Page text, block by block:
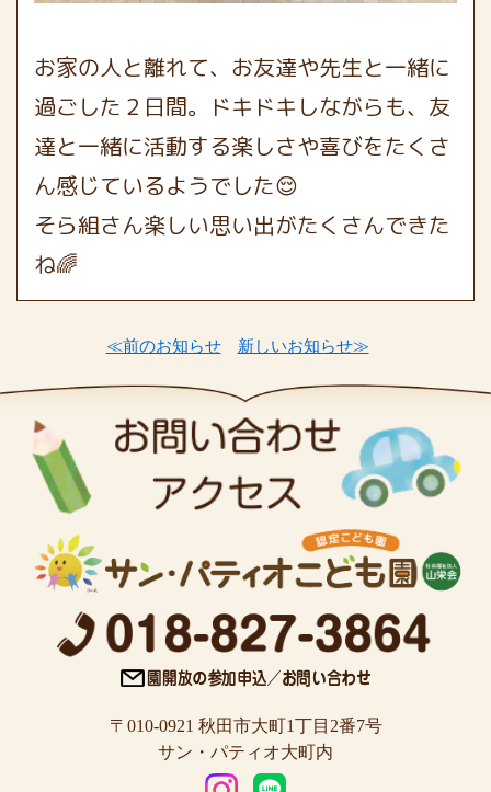
お家の人と離れて、お友達や先生と一緒に
過ごした２日間。ドキドキしながらも、 友
達と一緒に活動する楽しさや喜びをたくさ
ん感じているようでした😌
そら組さん楽しい思い出がたくさんできた
ね🌈
≪前のお知らせ 新しいお知らせ≫
〒010-0921 秋田市大町1丁目2番7号
サン・パティオ大町内